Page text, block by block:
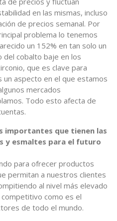
en las mismas, incluso
de precios semanal. Por
problema lo tenemos
un 152% en tan solo un
del cobalto baje en los
que es clave para
un aspecto en el que estamos
mercados
Todo esto afecta de
importantes que tienen las
y esmaltes para el futuro
para ofrecer productos
permitan a nuestros clientes
al nivel más elevado
como es el
de todo el mundo.